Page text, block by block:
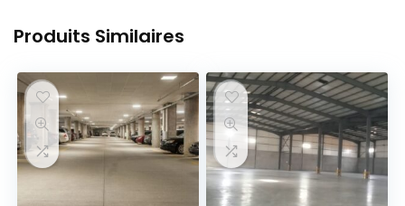
Produits Similaires